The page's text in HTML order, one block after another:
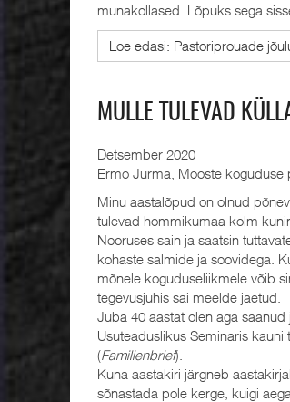
munakollased. Lõpuks sega
Loe edasi: Pastoriprouade
MULLE TULEVAD
Detsember 2020
Ermo Jürma, Mooste koguduse
Minu aastalõpud on olnud
tulevad hommikumaa kolm
Nooruses sain ja saatsin
kohaste salmide ja soovidega.
mõnele koguduseliikmele võib
tegevusjuhis sai meelde jäetud.
Juba 40 aastat olen aga
Usuteaduslikus Seminaris
(Familienbrief).
Kuna aastakiri järgneb
sõnastada pole kerge, kuigi